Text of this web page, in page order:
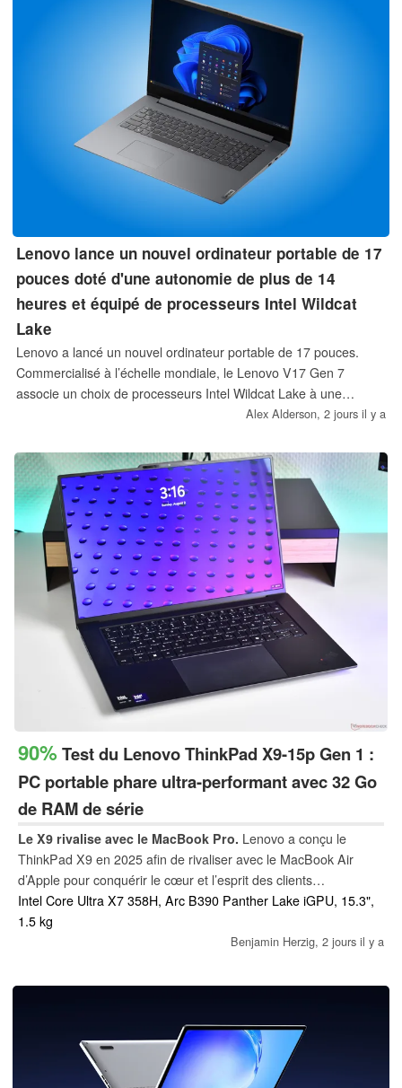
Lenovo lance un nouvel ordinateur portable de 17
pouces doté d'une autonomie de plus de 14
heures et équipé de processeurs Intel Wildcat
Lake
Lenovo a lancé un nouvel ordinateur portable de 17 pouces.
Commercialisé à l’échelle mondiale, le Lenovo V17 Gen 7
associe un choix de processeurs Intel Wildcat Lake à une
mémoire vive extensible, un espace de stockage extensible et
les tests officiels.
Alex Alderson, 2 jours il y a
90% Test du Lenovo ThinkPad X9-15p Gen 1 :
PC portable phare ultra-performant avec 32 Go
de RAM de série
Le X9 rivalise avec le MacBook Pro. Lenovo a conçu le
ThinkPad X9 en 2025 afin de rivaliser avec le MacBook Air
d’Apple pour conquérir le cœur et l’esprit des clients
professionnels – ainsi que leurs budgets d’achat. Le nouveau
modèle de la gamme lancé en 2026, le Lenovo ThinkPad X9-
15p Gen 1 Aura Edition, vise lui aussi Apple, mais s'adresse
Intel Core Ultra X7 358H, Arc B390 Panther Lake iGPU, 15.3",
1.5 kg
Benjamin Herzig, 2 jours il y a